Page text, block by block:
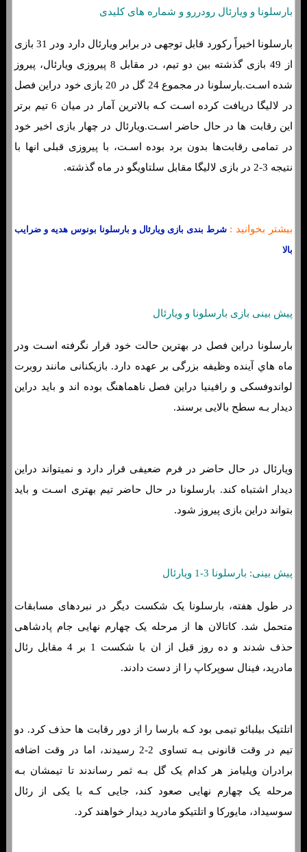
بارسلونا و ویارئال رودررو و شماره های کلیدی
بارسلونا اخیراً رکورد قابل توجهی در برابر ویارئال دارد ودر 31 بازی
از 49 بازی گذشته بین دو تیم، در مقابل 8 پیروزی ویارئال، پیروز
شده اسـت.بارسلونا در مجموع 24 گل در 20 بازی خود دراین فصل
در لالیگا دریافت کرده اسـت کـه بالاترین آمار در میان 6 تیم برتر
این رقابت ها در حال حاضر اسـت.ویارئال در چهار بازی اخیر خود
در تمامی رقابت‌ها بدون برد بوده اسـت، با پیروزی قبلی انها با
نتیجه 3-2 در بازی لالیگا مقابل سلتاویگو در ماه گذشته.
بیشتر بخوانید : شرط بندی بازی ویارئال و بارسلونا بونوس هدیه و ضرایب
بالا
پیش بینی بازی بارسلونا و ویارئال
بارسلونا دراین فصل در بهترین حالت خود قرار نگرفته اسـت ودر
ماه هاي‌ آینده وظیفه بزرگی بر عهده دارد. بازیکنانی مانند روبرت
لواندوفسکی و رافینیا دراین فصل ناهماهنگ بوده اند و باید دراین
دیدار بـه سطح بالایی برسند.
ویارئال در حال حاضر در فرم ضعیفی قرار دارد و نمیتواند دراین
دیدار اشتباه کند. بارسلونا در حال حاضر تیم بهتری اسـت و باید
بتواند دراین بازی پیروز شود.
پیش بینی: بارسلونا 3-1 ویارئال
در طول هفته، بارسلونا یک شکست دیگر در نبردهای مسابقات
متحمل شد. کاتالان ها از مرحله یک چهارم نهایی جام پادشاهی
حذف شدند و ده روز قبل از ان با شکست 1 بر 4 مقابل رئال
مادرید، فینال سوپرکاپ را از دست دادند.
اتلتیک بیلبائو تیمی بود کـه بارسا را ​​از دور رقابت ها حذف کرد. دو
تیم در وقت قانونی بـه تساوی 2-2 رسیدند، اما در وقت اضافه
برادران ویلیامز هر کدام یک گل بـه ثمر رساندند تا تیمشان بـه
مرحله یک چهارم نهایی صعود کند، جایی کـه با یکی از رئال
سوسیداد، مایورکا و اتلتیکو مادرید دیدار خواهند کرد.